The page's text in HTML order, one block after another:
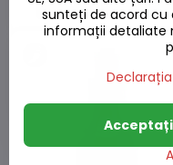
sunteți de acord cu
informații detaliate